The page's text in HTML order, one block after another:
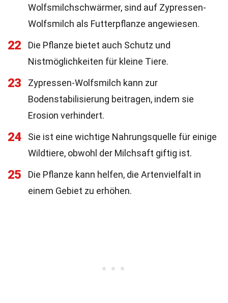
Wolfsmilchschwärmer, sind auf Zypressen-
Wolfsmilch als Futterpflanze angewiesen.
22
Die Pflanze bietet auch Schutz und
Nistmöglichkeiten für kleine Tiere.
23
Zypressen-Wolfsmilch kann zur
Bodenstabilisierung beitragen, indem sie
Erosion verhindert.
24
Sie ist eine wichtige Nahrungsquelle für einige
Wildtiere, obwohl der Milchsaft giftig ist.
25
Die Pflanze kann helfen, die Artenvielfalt in
einem Gebiet zu erhöhen.